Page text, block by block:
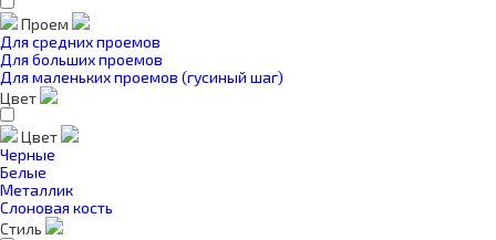
Проем
Для средних проемов
Для больших проемов
Для маленьких проемов (гусиный шаг)
Цвет
Цвет
Черные
Белые
Металлик
Слоновая кость
Стиль